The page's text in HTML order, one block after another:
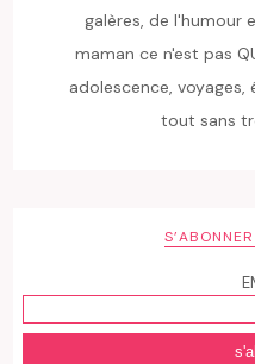
galères, de l'humour
maman ce n'est pas
adolescence,
tout sans